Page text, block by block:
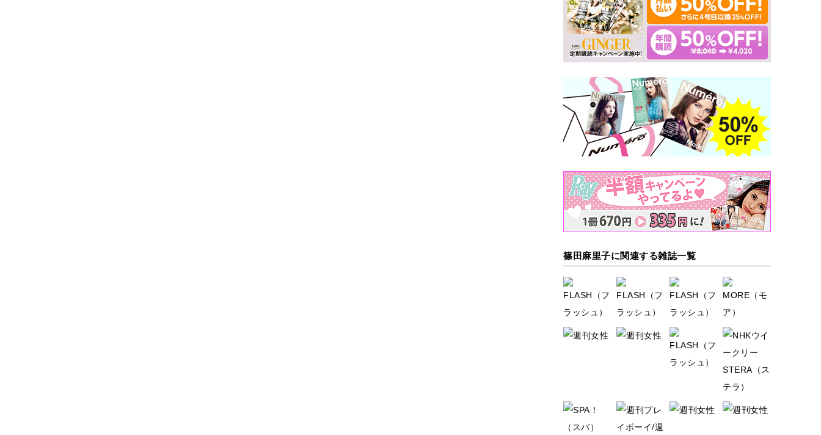
篠田麻里子に関連する雑誌一覧